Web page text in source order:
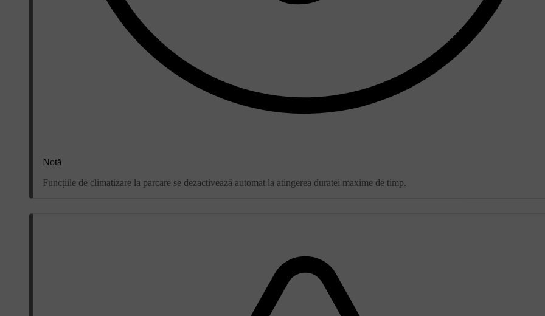
Notă
Funcțiile de climatizare la parcare se dezactivează automat la atingerea duratei maxime de timp.